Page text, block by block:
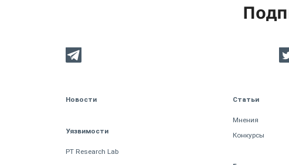
Новости
Уязвимости
PT Research Lab
Статьи
Мнения
Конкурсы